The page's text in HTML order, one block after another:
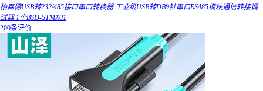
柏森德USB转232/485接口串口转换器 工业级USB转DB9针串口RS485模块通信转接调
试器 1个BSD-STMX01
200条评价